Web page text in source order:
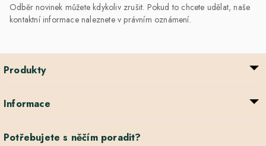
Odběr novinek můžete kdykoliv zrušit. Pokud to chcete udělat, naše
kontaktní informace naleznete v právním oznámení.
Produkty
Informace
Potřebujete s něčím poradit?